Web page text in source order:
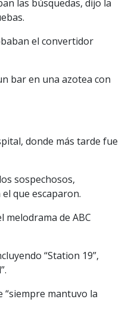
las búsquedas, dijo la
el convertidor
bar en una azotea con
donde más tarde fue
sospechosos,
que escaparon.
de ABC
“Station 19”,
“siempre mantuvo la